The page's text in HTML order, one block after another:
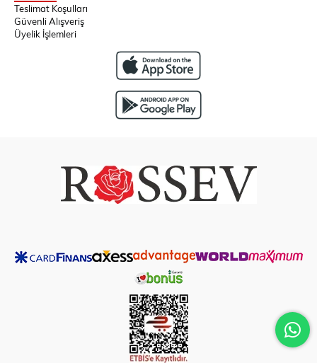
Teslimat Koşulları
Güvenli Alışveriş
Üyelik İşlemleri